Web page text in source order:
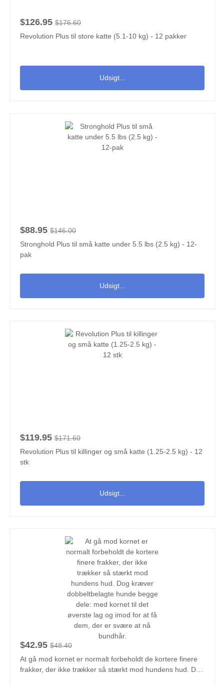
$126.95 $176.60
Revolution Plus til store katte (5.1-10 kg) - 12 pakker
Udsigt...
$88.95 $146.00
Stronghold Plus til små katte under 5.5 lbs (2.5 kg) - 12-
pak
Udsigt...
$119.95 $171.60
Revolution Plus til killinger og små katte (1.25-2.5 kg) - 12
stk
Udsigt...
$42.95 $48.40
At gå mod kornet er normalt forbeholdt de kortere finere
frakker, der ikke trækker så stærkt mod hundens hud. Dog